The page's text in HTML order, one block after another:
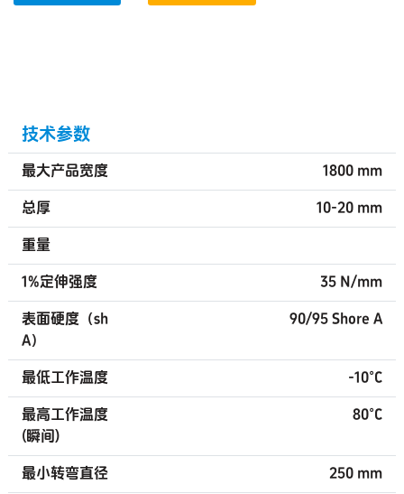
技术参数
最大产品宽度 1800 mm
总厚 10-20 mm
重量
1%定伸强度 35 N/mm
表面硬度（sh
A）
90/95 Shore A
最低工作温度 -10°C
最高工作温度
(瞬间)
80°C
最小转弯直径 250 mm